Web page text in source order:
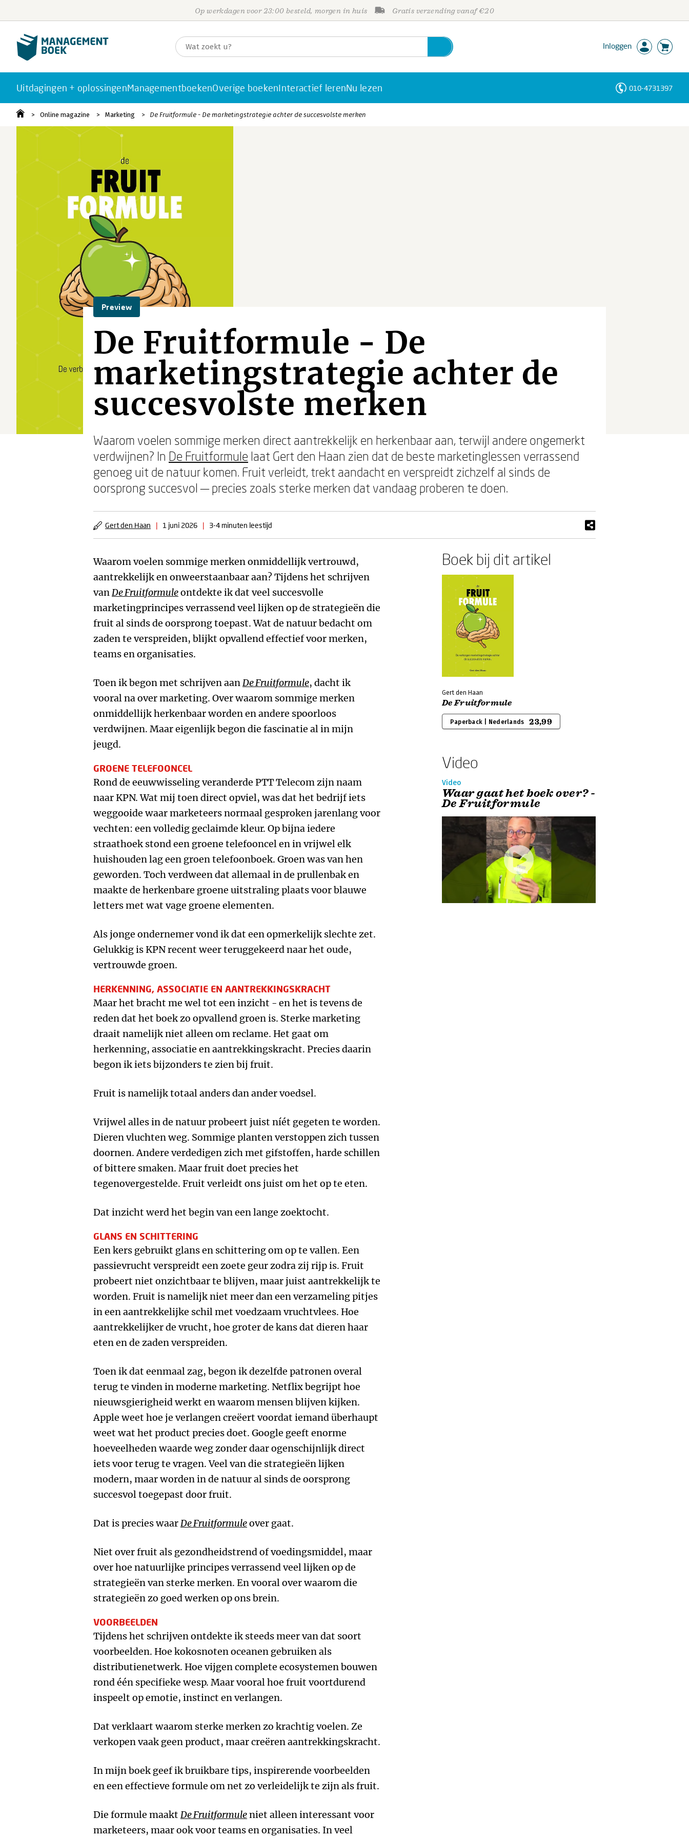
Op werkdagen voor 23:00 besteld, morgen in huis Gratis verzending vanaf €20
Inloggen
Uitdagingen + oplossingenManagementboekenOverige boekenInteractief lerenNu lezen 010-4731397
Online magazine Marketing De Fruitformule - De marketingstrategie achter de succesvolste merken
Preview
De Fruitformule - De
marketingstrategie achter de
succesvolste merken
Waarom voelen sommige merken direct aantrekkelijk en herkenbaar aan, terwijl andere ongemerkt
verdwijnen? In De Fruitformule laat Gert den Haan zien dat de beste marketinglessen verrassend
genoeg uit de natuur komen. Fruit verleidt, trekt aandacht en verspreidt zichzelf al sinds de
oorsprong succesvol — precies zoals sterke merken dat vandaag proberen te doen.
Gert den Haan | 1 juni 2026 | 3-4 minuten leestijd
Waarom voelen sommige merken onmiddellijk vertrouwd,
aantrekkelijk en onweerstaanbaar aan? Tijdens het schrijven
vanDe Fruitformuleontdekte ik dat veel succesvolle
marketingprincipes verrassend veel lijken op de strategieën die
fruit al sinds de oorsprong toepast. Wat de natuur bedacht om
zaden te verspreiden, blijkt opvallend effectief voor merken,
teams en organisaties.
Toen ik begon met schrijven aanDe Fruitformule, dacht ik
vooral na over marketing. Over waarom sommige merken
onmiddellijk herkenbaar worden en andere spoorloos
verdwijnen. Maar eigenlijk begon die fascinatie al in mijn
jeugd.
GROENE TELEFOONCEL
Rond de eeuwwisseling veranderde PTT Telecom zijn naam
naar KPN. Wat mij toen direct opviel, was dat het bedrijf iets
weggooide waar marketeers normaal gesproken jarenlang voor
vechten: een volledig geclaimde kleur. Op bijna iedere
straathoek stond een groene telefooncel en in vrijwel elk
huishouden lag een groen telefoonboek. Groen was van hen
geworden. Toch verdween dat allemaal in de prullenbak en
maakte de herkenbare groene uitstraling plaats voor blauwe
letters met wat vage groene elementen.
Als jonge ondernemer vond ik dat een opmerkelijk slechte zet.
Gelukkig is KPN recent weer teruggekeerd naar het oude,
vertrouwde groen.
HERKENNING, ASSOCIATIE EN AANTREKKINGSKRACHT
Maar het bracht me wel tot een inzicht - en het is tevens de
reden dat het boek zo opvallend groen is. Sterke marketing
draait namelijk niet alleen om reclame. Het gaat om
herkenning, associatie en aantrekkingskracht. Precies daarin
begon ik iets bijzonders te zien bij fruit.
Fruit is namelijk totaal anders dan ander voedsel.
Vrijwel alles in de natuur probeert juist níét gegeten te worden.
Dieren vluchten weg. Sommige planten verstoppen zich tussen
doornen. Andere verdedigen zich met gifstoffen, harde schillen
of bittere smaken. Maar fruit doet precies het
tegenovergestelde. Fruit verleidt ons juist om het op te eten.
Dat inzicht werd het begin van een lange zoektocht.
GLANS EN SCHITTERING
Een kers gebruikt glans en schittering om op te vallen. Een
passievrucht verspreidt een zoete geur zodra zij rijp is. Fruit
probeert niet onzichtbaar te blijven, maar juist aantrekkelijk te
worden. Fruit is namelijk niet meer dan een verzameling pitjes
in een aantrekkelijke schil met voedzaam vruchtvlees. Hoe
aantrekkelijker de vrucht, hoe groter de kans dat dieren haar
eten en de zaden verspreiden.
Toen ik dat eenmaal zag, begon ik dezelfde patronen overal
terug te vinden in moderne marketing. Netflix begrijpt hoe
nieuwsgierigheid werkt en waarom mensen blijven kijken.
Apple weet hoe je verlangen creëert voordat iemand überhaupt
weet wat het product precies doet. Google geeft enorme
hoeveelheden waarde weg zonder daar ogenschijnlijk direct
iets voor terug te vragen. Veel van die strategieën lijken
modern, maar worden in de natuur al sinds de oorsprong
succesvol toegepast door fruit.
Dat is precies waarDe Fruitformuleover gaat.
Niet over fruit als gezondheidstrend of voedingsmiddel, maar
over hoe natuurlijke principes verrassend veel lijken op de
strategieën van sterke merken. En vooral over waarom die
strategieën zo goed werken op ons brein.
VOORBEELDEN
Tijdens het schrijven ontdekte ik steeds meer van dat soort
voorbeelden. Hoe kokosnoten oceanen gebruiken als
distributienetwerk. Hoe vijgen complete ecosystemen bouwen
rond één specifieke wesp. Maar vooral hoe fruit voortdurend
inspeelt op emotie, instinct en verlangen.
Dat verklaart waarom sterke merken zo krachtig voelen. Ze
verkopen vaak geen product, maar creëren aantrekkingskracht.
In mijn boek geef ik bruikbare tips, inspirerende voorbeelden
en een effectieve formule om net zo verleidelijk te zijn als fruit.
Die formule maakt De Fruitformuleniet alleen interessant voor
marketeers, maar ook voor teams en organisaties. In veel
Boek bij dit artikel
Gert den Haan
De Fruitformule
Paperback | Nederlands 23,99
Video
Video
Waar gaat het boek over? -
De Fruitformule
Personen